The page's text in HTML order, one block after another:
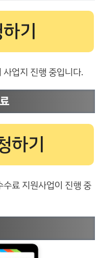
기
업지 진행 중입니다.
하기
료 지원사업이 진행 중